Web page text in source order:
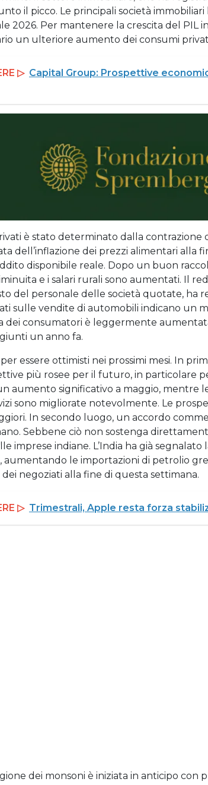
il picco. Le principali società
2026. Per mantenere la crescita del PIL
un ulteriore aumento dei consumi
▷ Capital Group: Prospettive
è stato determinato dalla contrazione
dell’inflazione dei prezzi alimentari alla
disponibile reale. Dopo un buon
e i salari rurali sono aumentati. Il
del personale delle società quotate, ha
sulle vendite di automobili indicano un
dei consumatori è leggermente
un anno fa.
essere ottimisti nei prossimi mesi. In
più rosee per il futuro, in particolare
aumento significativo a maggio, mentre
sono migliorate notevolmente. Le
In secondo luogo, un accordo
Sebbene ciò non sostenga
imprese indiane. L’India ha già
le importazioni di petrolio
negoziati alla fine di questa settimana.
▷ Trimestrali, Apple resta forza
dei monsoni è iniziata in anticipo con